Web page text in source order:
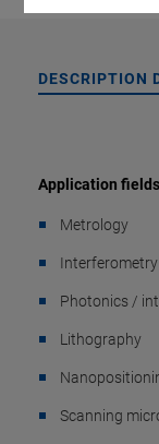
DESCRIPTION
Application fields
Metrology
Interferometry
Photonics /
Lithography
Scanning